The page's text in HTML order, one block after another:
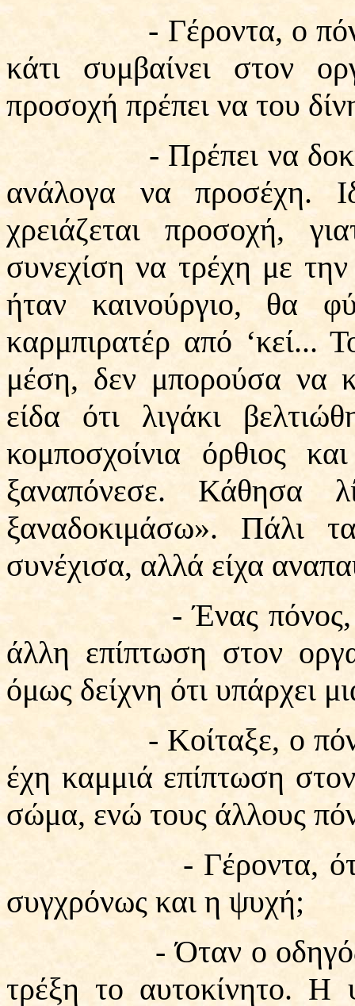
- Γέροντα, ο πόνος
κάτι συμβαίνει στον
προσοχή πρέπει να του
- Πρέπει να
ανάλογα να προσέχη.
χρειάζεται προσοχή,
συνεχίση να τρέχη με
ήταν καινούργιο, θα
καρμπιρατέρ από ‘κεί...
μέση, δεν μπορούσα να
είδα ότι λιγάκι
κομποσχοίνια όρθιος
ξαναπόνεσε. Κάθησα
ξαναδοκιμάσω». Πάλι
συνέχισα, αλλά είχα
- Ένας πόνος,
άλλη επίπτωση στον
όμως δείχνη ότι υπάρχει
- Κοίταξε, ο πόνος
έχη καμμιά επίπτωση
σώμα, ενώ τους άλλους
- Γέροντα, όταν
συγχρόνως και η ψυχή;
- Όταν ο οδηγός
τρέξη το αυτοκίνητο. Η